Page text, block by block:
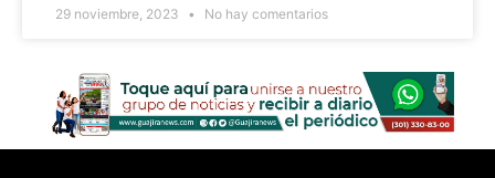
29 noviembre, 2023 No hay comentarios